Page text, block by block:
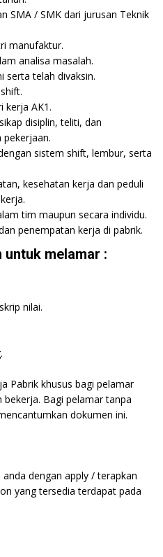
SMA / SMK dari jurusan Teknik
manufaktur.
analisa masalah.
serta telah divaksin.
kerja AK1.
disiplin, teliti, dan
sistem shift, lembur, serta
kesehatan kerja dan peduli
tim maupun secara individu.
penempatan kerja di pabrik.
melamar :
nilai.
Pabrik khusus bagi pelamar
bekerja. Bagi pelamar tanpa
dokumen ini.
dengan apply / terapkan
yang tersedia terdapat pada